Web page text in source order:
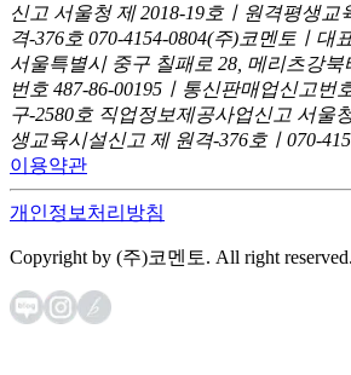
신고 서울청 제 2018-19호ㅣ원격평생교
격-376호 070-4154-0804(주)코멘토ㅣ대
서울특별시 중구 칠패로 28, 메리츠강북
번호 487-86-00195ㅣ통신판매업신고번
구-2580호 직업정보제공사업신고 서울
생교육시설신고 제 원격-376호ㅣ070-
이용약관
개인정보처리방침
Copyright by (주)코멘토. All right reserved.